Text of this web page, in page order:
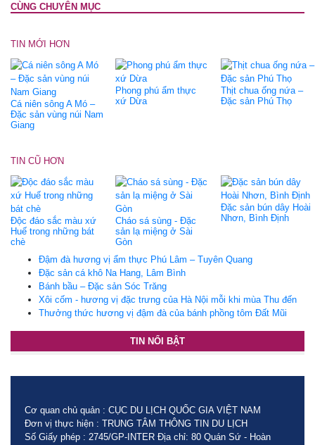
CÙNG CHUYÊN MỤC
TIN MỚI HƠN
Cá niên sông A Mó –
Đặc sản vùng núi Nam
Giang
Phong phú ẩm thực
xứ Dừa
Thịt chua ống nứa –
Đặc sản Phú Thọ
TIN CŨ HƠN
Độc đáo sắc màu xứ
Huế trong những bát
chè
Cháo sá sùng - Đặc
sản lạ miệng ở Sài
Gòn
Đặc sản bún dây Hoài
Nhơn, Bình Định
Đậm đà hương vị ẩm thực Phú Lâm – Tuyên Quang
Đặc sản cá khô Na Hang, Lâm Bình
Bánh bầu – Đặc sản Sóc Trăng
Xôi cốm - hương vị đặc trưng của Hà Nội mỗi khi mùa Thu đến
Thưởng thức hương vị đậm đà của bánh phồng tôm Đất Mũi
TIN NỔI BẬT
Cơ quan chủ quản : CỤC DU LỊCH QUỐC GIA VIỆT NAM
Đơn vị thực hiện : TRUNG TÂM THÔNG TIN DU LỊCH
Số Giấy phép : 2745/GP-INTER Địa chỉ: 80 Quán Sứ - Hoàn